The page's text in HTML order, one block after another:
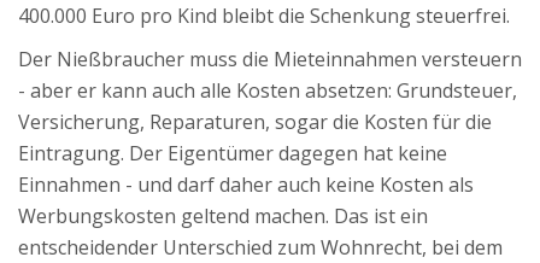
400.000 Euro pro Kind bleibt die Schenkung steuerfrei.
Der Nießbraucher muss die Mieteinnahmen versteuern
- aber er kann auch alle Kosten absetzen: Grundsteuer,
Versicherung, Reparaturen, sogar die Kosten für die
Eintragung. Der Eigentümer dagegen hat keine
Einnahmen - und darf daher auch keine Kosten als
Werbungskosten geltend machen. Das ist ein
entscheidender Unterschied zum Wohnrecht, bei dem